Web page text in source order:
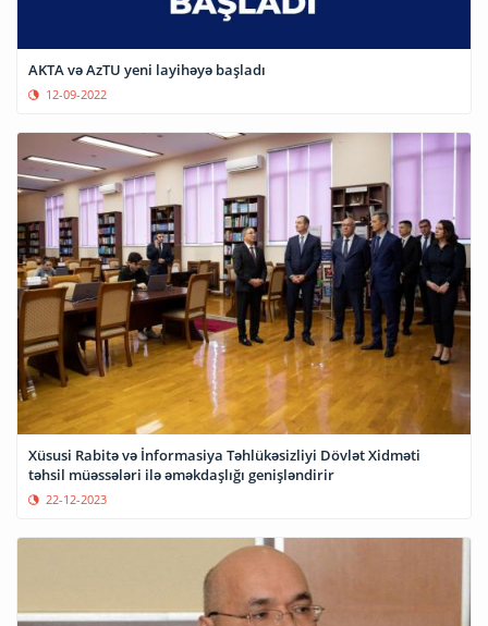
AKTA və AzTU yeni layihəyə başladı
12-09-2022
Xüsusi Rabitə və İnformasiya Təhlükəsizliyi Dövlət Xidməti
təhsil müəssələri ilə əməkdaşlığı genişləndirir
22-12-2023